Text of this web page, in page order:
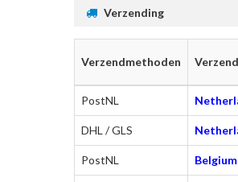
Verzending
Verzendmethoden
PostNL
DHL / GLS
PostNL Belgium